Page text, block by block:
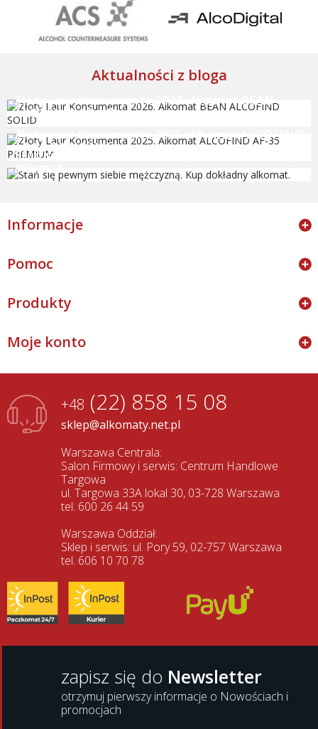
Aktualności z bloga
Złoty Laur Konsumenta 2026. Alkomat BEAN
ALCOFIND SOLID
Złoty Laur Konsumenta 2025. Alkomat ALCOFIND
AF-35 PREMIUM
Stań się pewnym siebie mężczyzną. Kup dokładny
alkomat.
Informacje
Pomoc
Produkty
Moje konto
+48 (22) 858 15 08
sklep@alkomaty.net.pl
Warszawa Centrala:
Salon Firmowy i serwis: Centrum Handlowe
Targowa
ul. Targowa 33A lokal 30, 03-728 Warszawa
tel. 600 26 44 59
Warszawa Oddział:
Sklep i serwis: ul. Pory 59, 02-757 Warszawa
tel. 606 10 70 78
zapisz się do Newsletter
otrzymuj pierwszy informacje o Nowościach i
promocjach